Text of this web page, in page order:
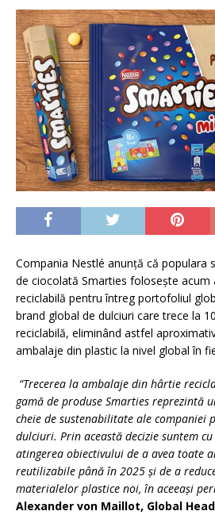
Compania Nestlé anunță că populara
de ciocolată Smarties folosește acum
reciclabilă pentru întreg portofoliul
brand global de dulciuri care trece la
reciclabilă, eliminând astfel
ambalaje din plastic la nivel global în
“Trecerea la ambalaje din hârtie
gamă de produse Smarties reprezintă
cheie de sustenabilitate ale companiei
dulciuri. Prin această decizie suntem
atingerea obiectivului de a avea toate
reutilizabile până în 2025 și de a
materialelor plastice noi, în aceeași
Alexander von Maillot, Global